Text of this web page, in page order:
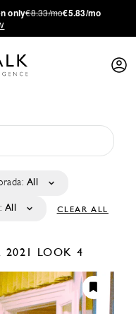
only€8.33/mo€5.83/mo
All
All CLEAR ALL
LOOK 4